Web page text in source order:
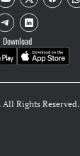
Download
Rights Reserved.